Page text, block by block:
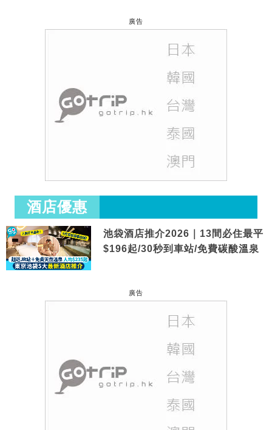
廣告
酒店優惠
池袋酒店推介2026｜13間必住最平
$196起/30秒到車站/免費碳酸溫泉
廣告